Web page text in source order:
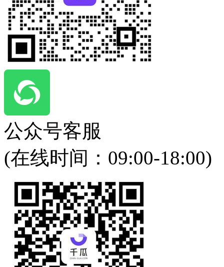
公众号客服
(在线时间： 09:00-18:00)